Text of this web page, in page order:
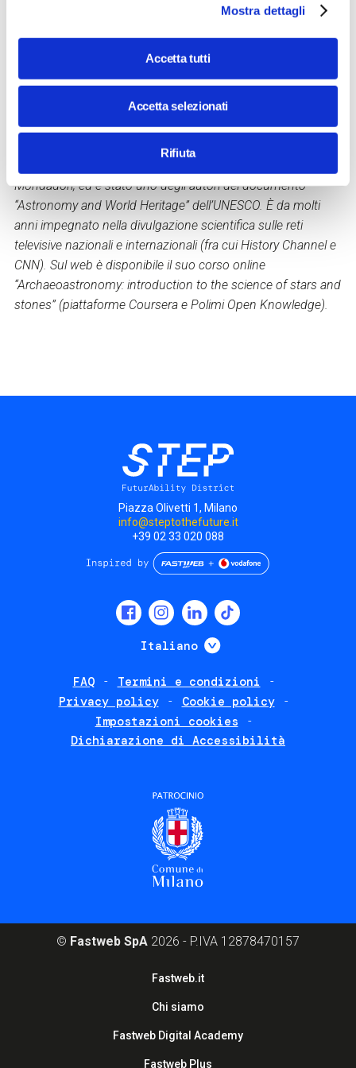
Mostra dettagli
Accetta tutti
Accetta selezionati
Rifiuta
I suoi interessi scientifici riguardano prevalentemente il
Dopo aver lavorato numerosi anni in Egitto e sulle altre
culture del Mediterraneo, è ultimamente impegnato in
ricerche di Archeoastronomia in Asia e in particolare in
Cambogia e Cina. È autore di molte decine di articoli
scientifici e di numerosi libri sia scientifici che divulgativi, tra
Mondadori, ed è stato uno degli autori del documento
“Astronomy and World Heritage” dell’UNESCO. È da molti
anni impegnato nella divulgazione scientifica sulle reti
televisive nazionali e internazionali (fra cui History Channel e
CNN). Sul web è disponibile il suo corso online
“Archaeoastronomy: introduction to the science of stars and
stones” (piattaforme Coursera e Polimi Open Knowledge).
Piazza Olivetti 1, Milano
info@steptothefuture.it
+39 02 33 020 088
Italiano Mostra ulteriori
FAQ
Termini e condizioni
Privacy policy
Cookie policy
Impostazioni cookies
Dichiarazione di Accessibilità
© Fastweb SpA 2026 - P.IVA 12878470157
Fastweb.it
Chi siamo
Fastweb Digital Academy
Fastweb Plus